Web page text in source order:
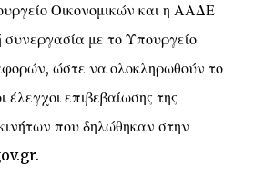
Οικονομικών και η ΑΑΔΕ
συνεργασία με το Υπουργείο
ώστε να ολοκληρωθούν το
επιβεβαίωσης της
που δηλώθηκαν στην